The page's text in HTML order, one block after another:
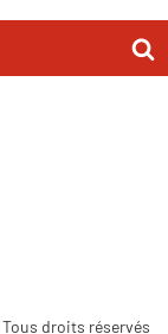
Tous droits réservés